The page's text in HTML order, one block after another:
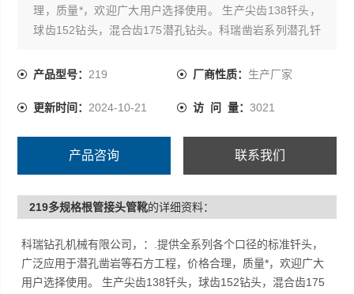
理，质量*，欢迎广大用户选择使用。 生产尖齿138钎头，
球齿152钻头，混合齿175潜孔钻头。科瑞凿岩系列潜孔钎
靠，工艺*，性能质量保证。低风压潜孔250钻头 硬质合金
产品型号： 219 厂商性质： 生产厂家
更新时间： 2024-10-21 访 问 量： 3021
产品咨询 联系我们
219多规格根管接头管靴的详细资料：
科瑞钻孔机械有限公司，：.提供全系列各个口径的标准钎头，
广泛应用于潜孔凿岩等石方工程，价格合理，质量*，欢迎广大
用户选择使用。 生产尖齿138钎头，球齿152钻头，混合齿175